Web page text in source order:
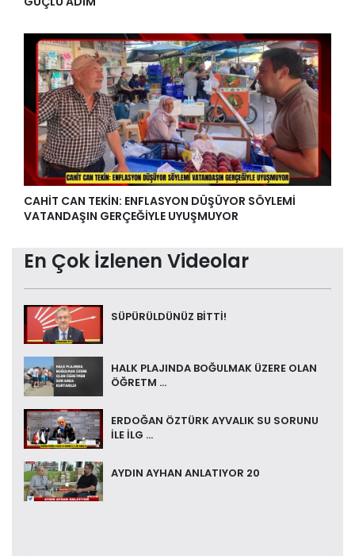
CAHİT CAN TEKİN: ENFLASYON DÜŞÜYOR SÖYLEMİ
VATANDAŞIN GERÇEĞİYLE UYUŞMUYOR
En Çok İzlenen Videolar
SÜPÜRÜLDÜNÜZ BİTTİ!
HALK PLAJINDA BOĞULMAK ÜZERE OLAN
ÖĞRETM ...
ERDOĞAN ÖZTÜRK AYVALIK SU SORUNU
İLE İLG ...
AYDIN AYHAN ANLATIYOR 20